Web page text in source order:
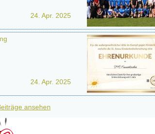
24. Apr. 2025
24. Apr. 2025
ansehen